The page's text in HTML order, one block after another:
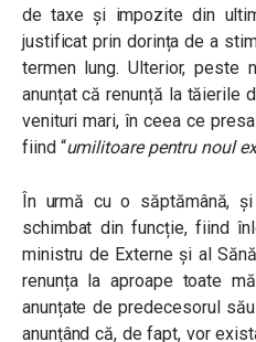
de taxe și impozite din
justificat prin dorința de a
termen lung. Ulterior, peste
anunțat că renunță la tăierile
venituri mari, în ceea ce
fiind “umilitoare pentru noul
În urmă cu o săptămână,
schimbat din funcție, fiind
ministru de Externe și al
renunța la aproape toate
anunțate de predecesorul
anunțând că, de fapt, vor